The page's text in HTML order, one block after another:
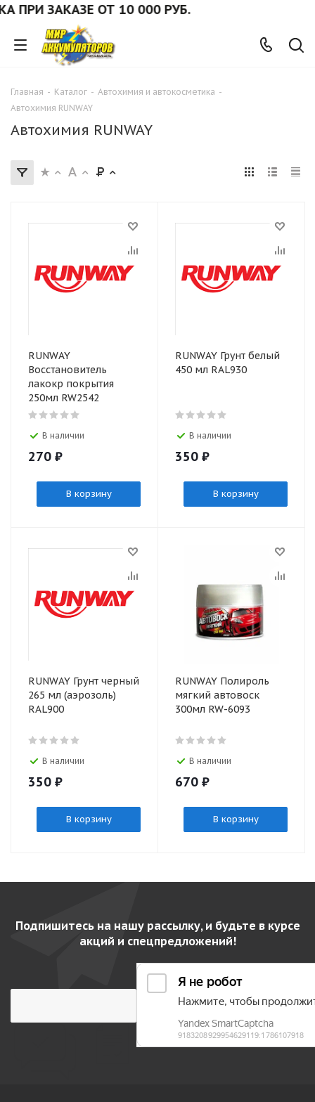
ЗАКАЗЕ ОТ 10 000 РУБ.
Главная - Каталог - Автохимия и автокосметика -
Автохимия RUNWAY
Автохимия RUNWAY
RUNWAY
Восстановитель
лакокр покрытия
250мл RW2542
В наличии
270 ₽
В корзину
RUNWAY Грунт белый
450 мл RAL930
В наличии
350 ₽
В корзину
RUNWAY Грунт черный
265 мл (аэрозоль)
RAL900
В наличии
350 ₽
В корзину
RUNWAY Полироль
мягкий автовоск
300мл RW-6093
В наличии
670 ₽
В корзину
Подпишитесь на нашу рассылку, и будьте в курсе
акций и спецпредложений!